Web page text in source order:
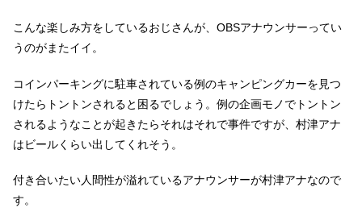
こんな楽しみ方をしているおじさんが、OBSアナウンサーってい
うのがまたイイ。
コインパーキングに駐車されている例のキャンピングカーを見つ
けたらトントンされると困るでしょう。例の企画モノでトントン
されるようなことが起きたらそれはそれで事件ですが、村津アナ
はビールくらい出してくれそう。
付き合いたい人間性が溢れているアナウンサーが村津アナなので
す。